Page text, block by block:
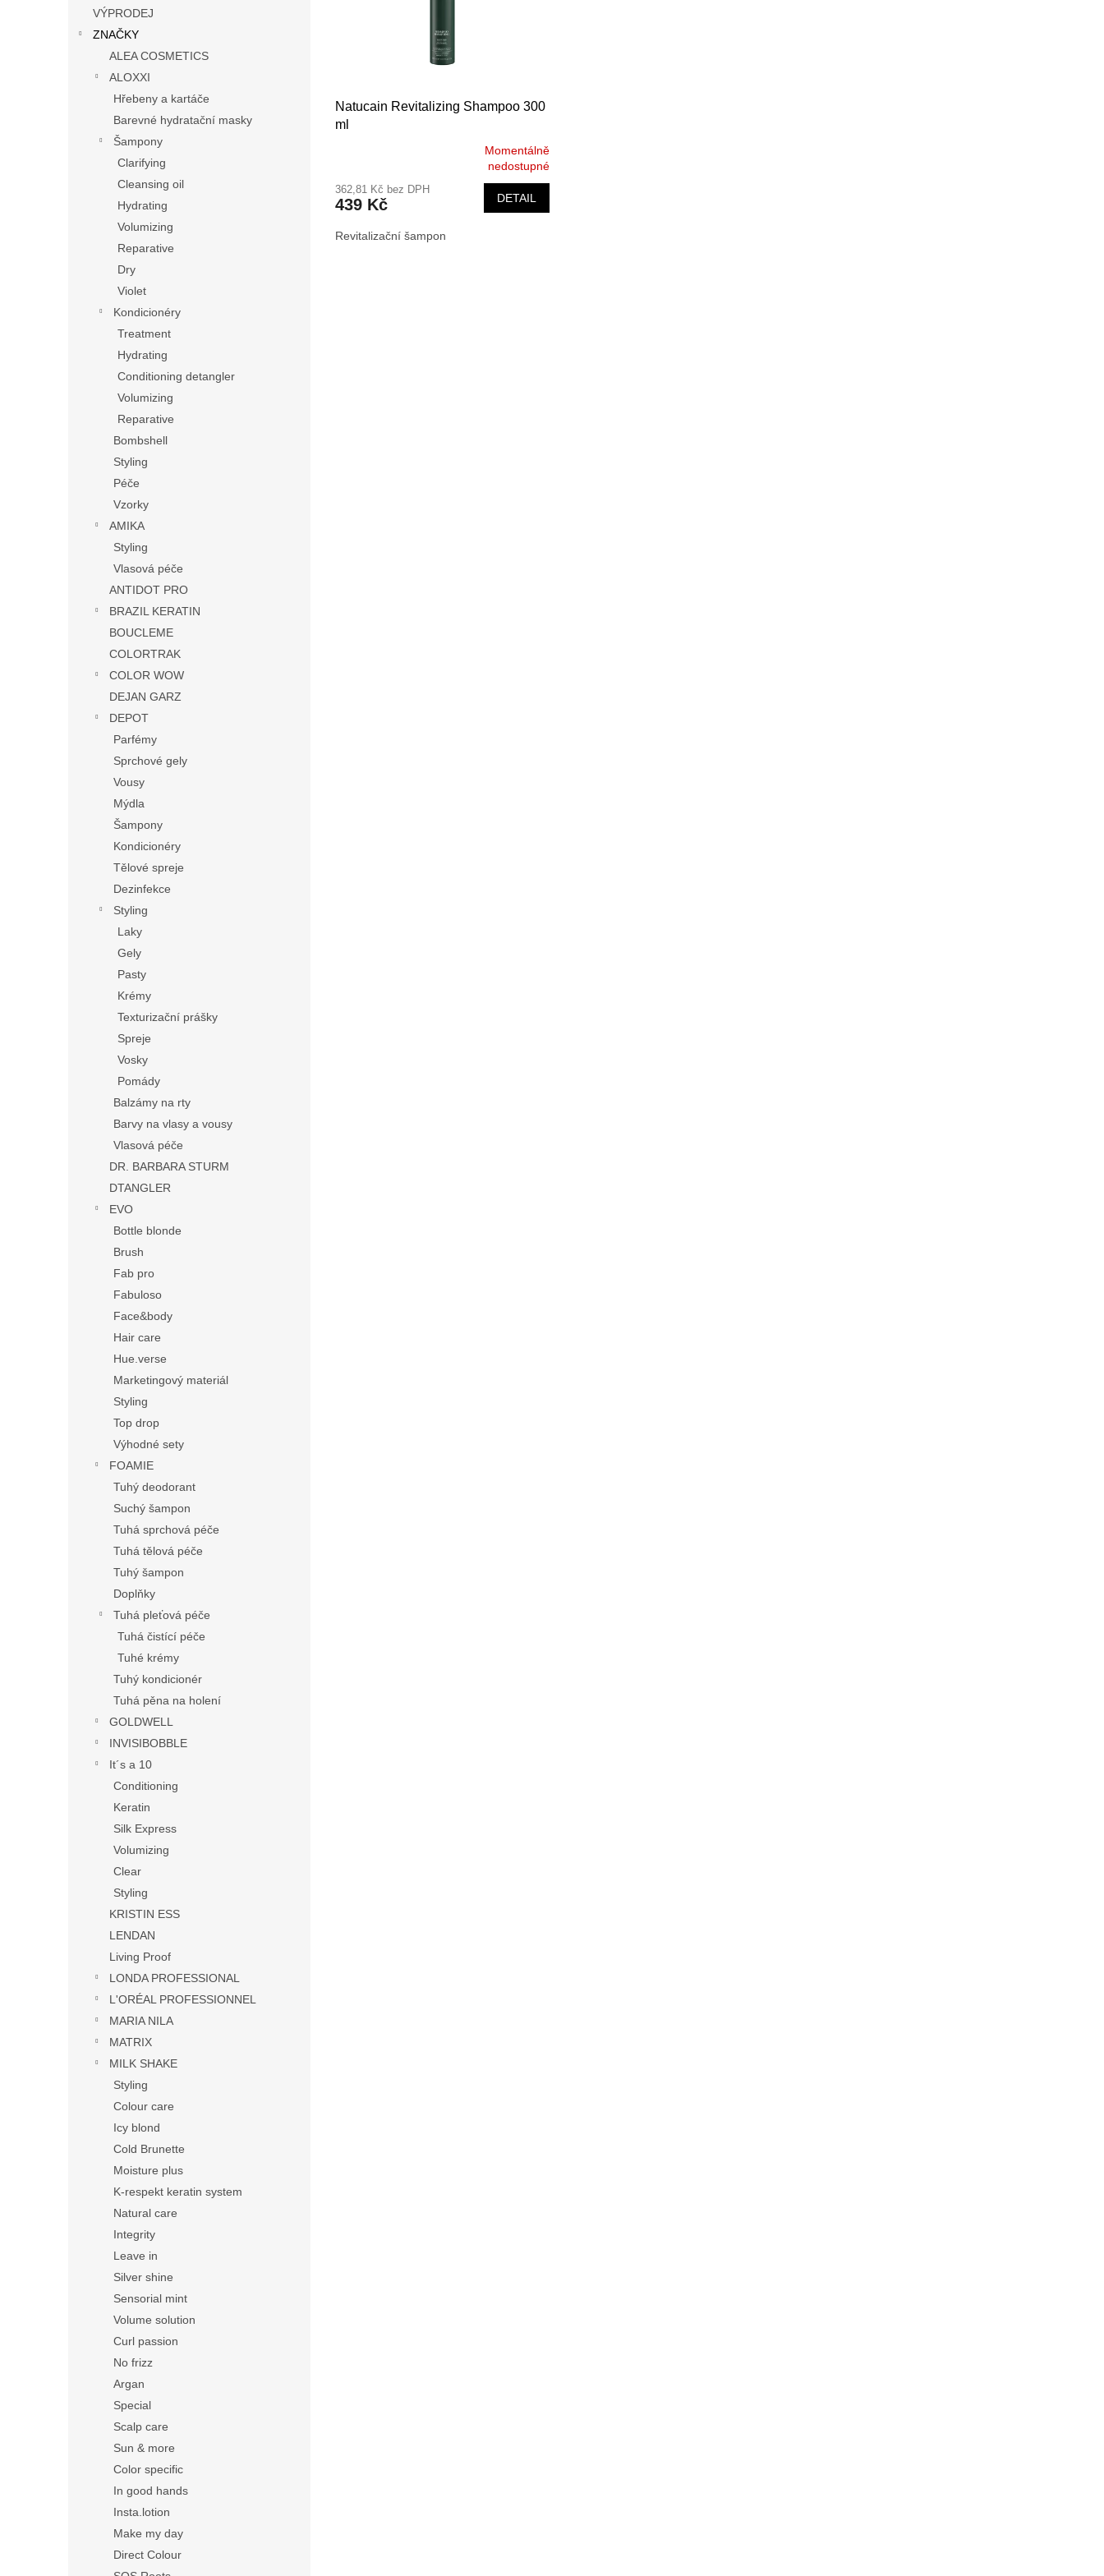
VÝPRODEJ
ZNAČKY
ALEA COSMETICS
ALOXXI
Hřebeny a kartáče
Barevné hydratační masky
Šampony
Clarifying
Cleansing oil
Hydrating
Volumizing
Reparative
Dry
Violet
Kondicionéry
Treatment
Hydrating
Conditioning detangler
Volumizing
Reparative
Bombshell
Styling
Péče
Vzorky
AMIKA
Styling
Vlasová péče
ANTIDOT PRO
BRAZIL KERATIN
BOUCLEME
COLORTRAK
COLOR WOW
DEJAN GARZ
DEPOT
Parfémy
Sprchové gely
Vousy
Mýdla
Šampony
Kondicionéry
Tělové spreje
Dezinfekce
Styling
Laky
Gely
Pasty
Krémy
Texturizační prášky
Spreje
Vosky
Pomády
Balzámy na rty
Barvy na vlasy a vousy
Vlasová péče
DR. BARBARA STURM
DTANGLER
EVO
Bottle blonde
Brush
Fab pro
Fabuloso
Face&body
Hair care
Hue.verse
Marketingový materiál
Styling
Top drop
Výhodné sety
FOAMIE
Tuhý deodorant
Suchý šampon
Tuhá sprchová péče
Tuhá tělová péče
Tuhý šampon
Doplňky
Tuhá pleťová péče
Tuhá čistící péče
Tuhé krémy
Tuhý kondicionér
Tuhá pěna na holení
GOLDWELL
INVISIBOBBLE
It´s a 10
Conditioning
Keratin
Silk Express
Volumizing
Clear
Styling
KRISTIN ESS
LENDAN
Living Proof
LONDA PROFESSIONAL
L'ORÉAL PROFESSIONNEL
MARIA NILA
MATRIX
MILK SHAKE
Styling
Colour care
Icy blond
Cold Brunette
Moisture plus
K-respekt keratin system
Natural care
Integrity
Leave in
Silver shine
Sensorial mint
Volume solution
Curl passion
No frizz
Argan
Special
Scalp care
Sun & more
Color specific
In good hands
Insta.lotion
Make my day
Direct Colour
Natucain Revitalizing Shampoo 300
ml
produktu
je
z
Momentálně
nedostupné
362,81 Kč bez DPH
439 Kč DETAIL
Revitalizační šampon